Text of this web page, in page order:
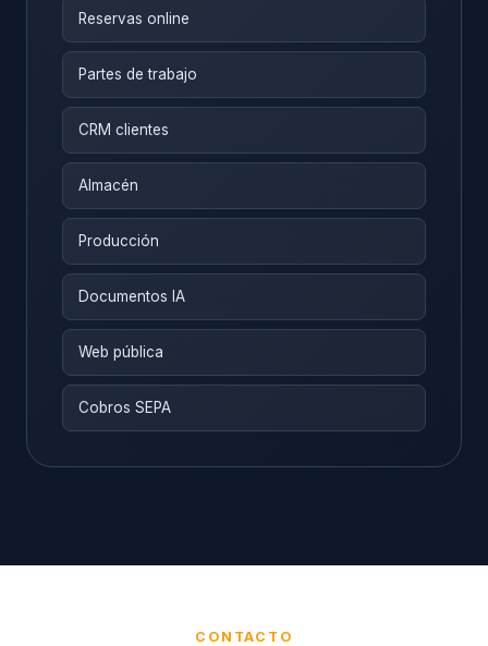
Reservas online
Partes de trabajo
CRM clientes
Almacén
Producción
Documentos IA
Web pública
Cobros SEPA
CONTACTO